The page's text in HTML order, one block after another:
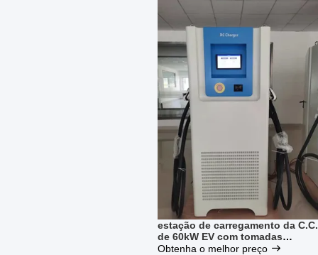
estação de carregamento da C.C.
de 60kW EV com tomadas
combinados OCPP JSON 1,6 2,0
Obtenha o melhor preço